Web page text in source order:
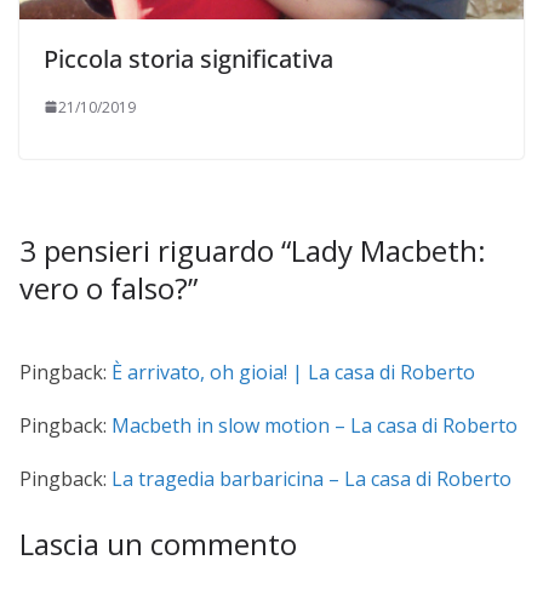
Piccola storia significativa
21/10/2019
3 pensieri riguardo “Lady Macbeth:
vero o falso?”
Pingback: È arrivato, oh gioia! | La casa di Roberto
Pingback: Macbeth in slow motion – La casa di Roberto
Pingback: La tragedia barbaricina – La casa di Roberto
Lascia un commento